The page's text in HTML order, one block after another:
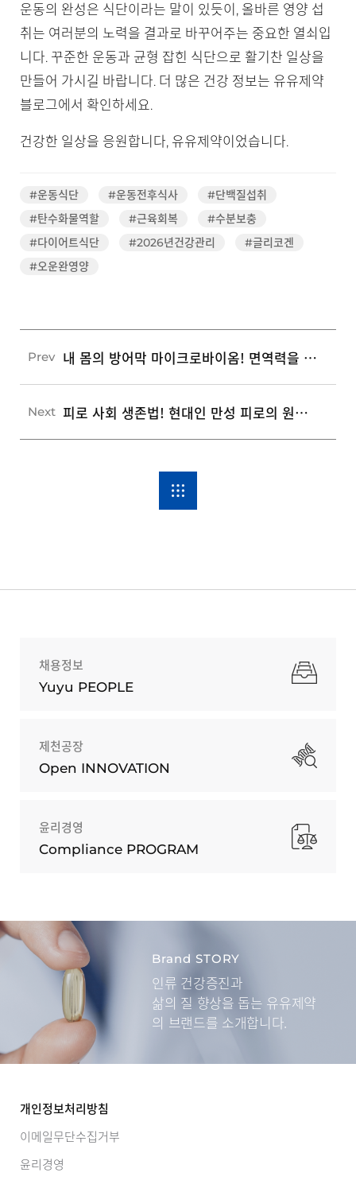
운동의 완성은 식단이라는 말이 있듯이, 올바른 영양 섭
취는 여러분의 노력을 결과로 바꾸어주는 중요한 열쇠입
니다. 꾸준한 운동과 균형 잡힌 식단으로 활기찬 일상을
만들어 가시길 바랍니다. 더 많은 건강 정보는 유유제약
블로그에서 확인하세요.
건강한 일상을 응원합니다, 유유제약이었습니다.
#운동식단 #운동전후식사
#단백질섭취
#탄수화물역할
#근육회복
#수분보충
#다이어트식단
#2026년건강관리
#글리코겐
#오운완영양
Prev 내 몸의 방어막 마이크로바이옴! 면역력을 깨우는 장내 미생물 관리법 5가지
Next 피로 사회 생존법! 현대인 만성 피로의 원인과 5가지 대처 가이드
채용정보
Yuyu PEOPLE
제천공장
Open INNOVATION
윤리경영
Compliance PROGRAM
Brand STORY
인류 건강증진과
삶의 질 향상을 돕는 유유제약
의 브랜드를 소개합니다.
개인정보처리방침
이메일무단수집거부
윤리경영